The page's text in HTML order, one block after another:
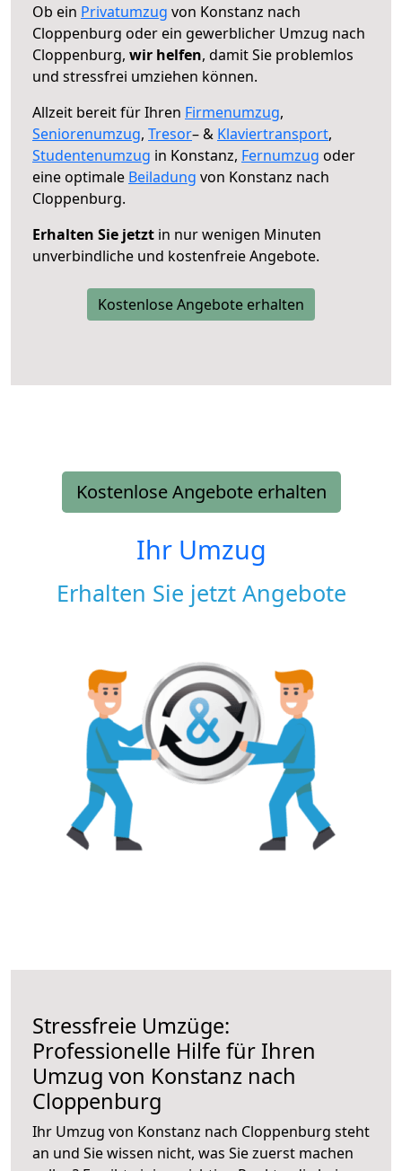
Ob ein Privatumzug von Konstanz nach
Cloppenburg oder ein gewerblicher Umzug nach
Cloppenburg, wir helfen, damit Sie problemlos
und stressfrei umziehen können.
Allzeit bereit für Ihren Firmenumzug,
Seniorenumzug, Tresor– & Klaviertransport,
Studentenumzug in Konstanz, Fernumzug oder
eine optimale Beiladung von Konstanz nach
Cloppenburg.
Erhalten Sie jetzt in nur wenigen Minuten
unverbindliche und kostenfreie Angebote.
Kostenlose Angebote erhalten
Kostenlose Angebote erhalten
Ihr Umzug
Erhalten Sie jetzt Angebote
Stressfreie Umzüge:
Professionelle Hilfe für Ihren
Umzug von Konstanz nach
Cloppenburg
Ihr Umzug von Konstanz nach Cloppenburg steht
an und Sie wissen nicht, was Sie zuerst machen